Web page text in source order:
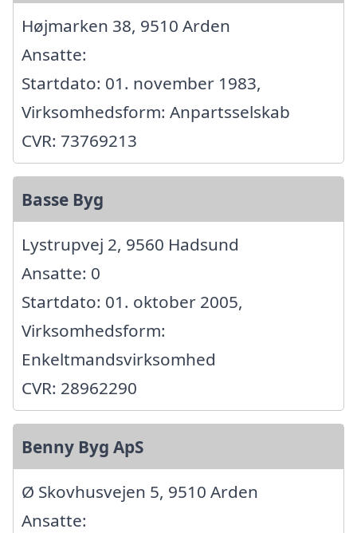
Højmarken 38, 9510 Arden
Ansatte:
Startdato: 01. november 1983,
Virksomhedsform: Anpartsselskab
CVR: 73769213
Basse Byg
Lystrupvej 2, 9560 Hadsund
Ansatte: 0
Startdato: 01. oktober 2005,
Virksomhedsform:
Enkeltmandsvirksomhed
CVR: 28962290
Benny Byg ApS
Ø Skovhusvejen 5, 9510 Arden
Ansatte: